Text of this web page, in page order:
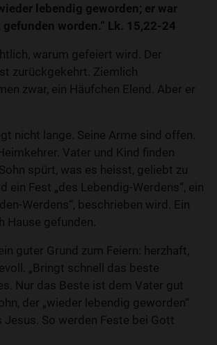
lebendig geworden; er war
worden.“ Lk. 15,22-24
warum gefeiert wird. Der
zurückgekehrt. Ziemlich
zwar, ein Häufchen Elend. Aber er
nicht lange. Seine Arme sind offen.
Vater und Kind finden
spürt, was es heisst, geliebt zu
ein Fest „des Lebendig-Werdens“, ein
Werdens“, beschrieben wird. Ein
Hause gefunden.
guter Grund zum Feiern: herzhaft,
„Bringt schnell das beste
Nur das Beste ist dem Vater gut
der „wieder lebendig geworden“
Jesus. So werden Feste bei Gott